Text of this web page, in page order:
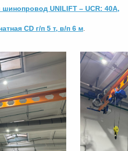
UNILIFT – UCR: 40А,
CD г/п 5 т, в/п 6 м